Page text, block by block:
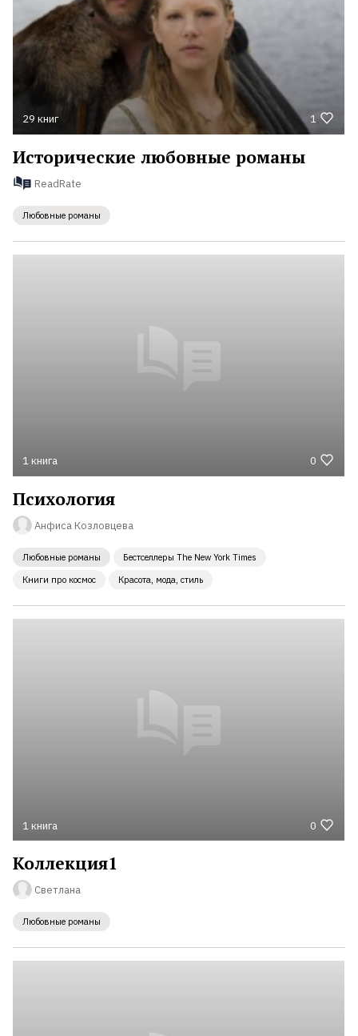
29 книг 1
Исторические любовные романы
ReadRate
Любовные романы
1 книга 0
Психология
Анфиса Козловцева
Любовные романы
Бестселлеры The New York Times
Книги про космос
Красота, мода, стиль
1 книга 0
Коллекция1
Светлана
Любовные романы